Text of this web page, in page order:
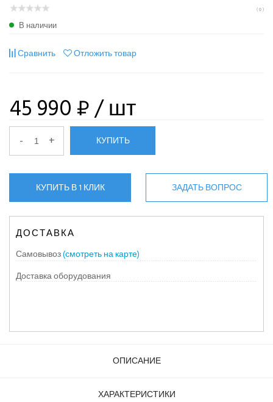
( 0 )
В наличии
Сравнить Отложить товар
45 990 ₽/ шт
- + КУПИТЬ
КУПИТЬ В 1 КЛИК ЗАДАТЬ ВОПРОС
ДОСТАВКА
Самовывоз(смотреть на карте)
Доставка оборудования
ОПИСАНИЕ
ХАРАКТЕРИСТИКИ